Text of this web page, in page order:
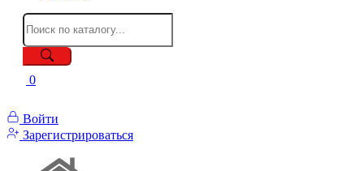
0
Войти
Зарегистрироваться